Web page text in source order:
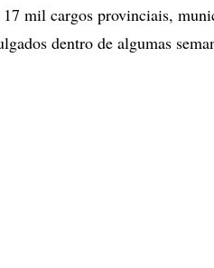
17 mil cargos provinciais,
dentro de algumas